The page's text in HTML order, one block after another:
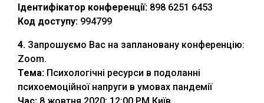
Ідентифікатор конференції: 898 6251 6453
Код доступу: 994799
4. Запрошуємо Вас на заплановану конференцію:
Zoom.
Тема: Психологічні ресурси в подоланні
психоемоційної напруги в умовах пандемії